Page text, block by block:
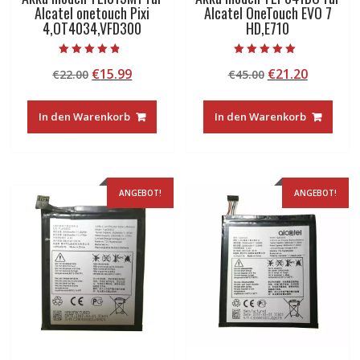
Alcatel onetouch Pixi
4,OT4034,VFD300
4.50
von 5
€22.00 Ursprünglicher
war:
€22.00
€15.99Aktueller
ist:
€15.99.
In den Warenkorb
Alcatel OneTouch EVO 7
HD,E710
5.00
von 5
€45.00 Ursprünglicher
war:
€45.00
€21.20
ist:
€21.20.
In den Warenkorb
ANGEBOT! ANGEBOT!